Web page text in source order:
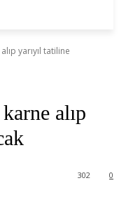
yarıyıl tatiline
alıp
0
302